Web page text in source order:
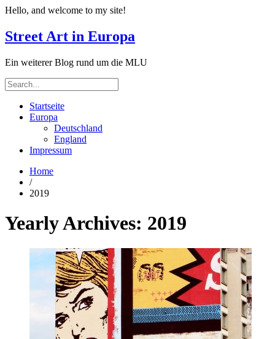
Hello, and welcome to my site!
Street Art in Europa
Ein weiterer Blog rund um die MLU
Startseite
Europa
Deutschland
England
Impressum
Home
/
2019
Yearly Archives: 2019